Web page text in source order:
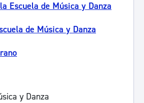
Escuela de Música y Danza
de Música y Danza
y Danza